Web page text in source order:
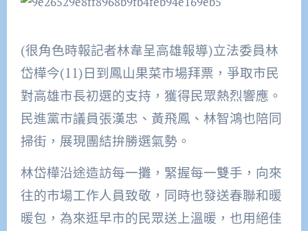
(很角色時報記者林韋呈高雄報導)立法委員林
岱樺今(11)日到鳳山果菜市場拜票，爭取市民
對高雄市長初選的支持，獲得民眾熱烈響應。
民進黨市議員張漢忠、黃飛鳳、林智鴻也陪同
掃街，展現團結拚勝選氣勢。
林岱樺沿途造訪每一攤，緊握每一雙手，向來
往的市場工作人員致敬，同時也發送春聯和暖
暖包，為來逛早市的民眾送上溫暖，也用絕佳